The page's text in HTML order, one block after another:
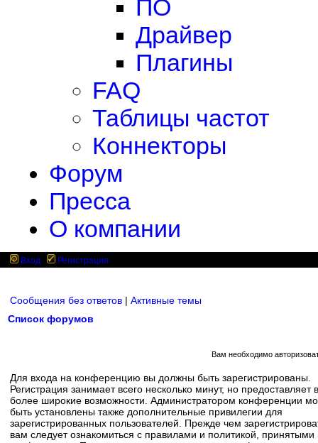
ПО
Драйвер
Плагины
FAQ
Таблицы частот
Коннекторы
Форум
Пресса
О компании
Вход Регистрация
Сообщения без ответов | Активные темы
Список форумов
Вам необходимо
Для входа на конференцию вы должны быть зарегистрированы.
Регистрация занимает всего несколько минут, но предоставляет
более широкие возможности. Администратором конференции
быть установлены также дополнительные привилегии для
зарегистрированных пользователей. Прежде чем
вам следует ознакомиться с правилами и политикой, принятыми